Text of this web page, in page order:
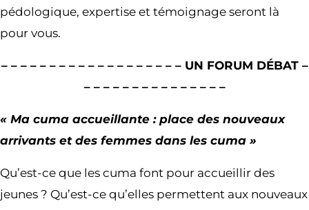
pédologique, expertise et témoignage seront là
pour vous.
– – – – – – – – – – – – – – – – – – – UN FORUM DÉBAT –
– – – – – – – – – – – – – – –
« Ma cuma accueillante : place des nouveaux
arrivants et des femmes dans les cuma »
Qu’est-ce que les cuma font pour accueillir des
jeunes ? Qu’est-ce qu’elles permettent aux nouveaux